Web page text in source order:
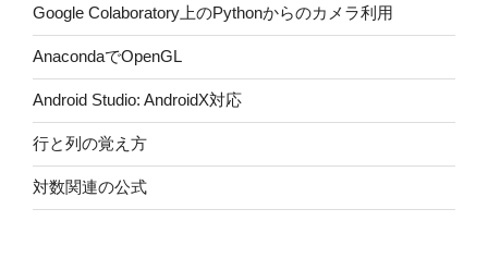
Google Colaboratory上のPythonからのカメラ利用
AnacondaでOpenGL
Android Studio: AndroidX対応
行と列の覚え方
対数関連の公式